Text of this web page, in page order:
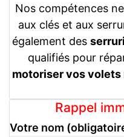
Nos compétences
aux clés et aux
également des
qualifiés pour
motoriser vos volets
Rappel
Votre nom